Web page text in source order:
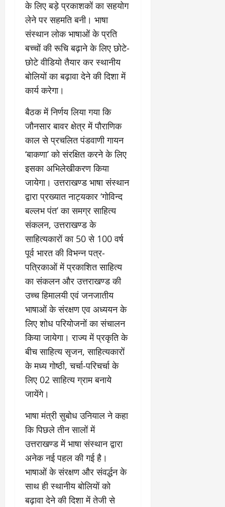
के लिए बड़े प्रकाशकों का सहयोग
लेने पर सहमति बनी। भाषा
संस्थान लोक भाषाओं के प्रति
बच्चों की रूचि बढ़ाने के लिए छोटे-
छोटे वीडियो तैयार कर स्थानीय
बोलियों का बढ़ावा देने की दिशा में
कार्य करेगा।
बैठक में निर्णय लिया गया कि
जौनसार बावर क्षेत्र में पौराणिक
काल से प्रचलित पंडवाणी गायन
‘बाकणा’ को संरक्षित करने के लिए
इसका अभिलेखीकरण किया
जायेगा। उत्तराखण्ड भाषा संस्थान
द्वारा प्रख्यात नाट्यकार ‘गोविन्द
बल्लभ पंत’ का समग्र साहित्य
संकलन, उत्तराखण्ड के
साहित्यकारों का 50 से 100 वर्ष
पूर्व भारत की विभन्न पत्र-
पत्रिकाओं में प्रकाशित साहित्य
का संकलन और उत्तराखण्ड की
उच्च हिमालयी एवं जनजातीय
भाषाओं के संरक्षण एव अध्ययन के
लिए शोध परियोजनों का संचालन
किया जायेगा। राज्य में प्रकृति के
बीच साहित्य सृजन, साहित्यकारों
के मध्य गोष्ठी, चर्चा-परिचर्चा के
लिए 02 साहित्य ग्राम बनाये
जायेंगे।
भाषा मंत्री सुबोध उनियाल ने कहा
कि पिछले तीन सालों में
उत्तराखण्ड में भाषा संस्थान द्वारा
अनेक नई पहल की गई है।
भाषाओं के संरक्षण और संवर्द्धन के
साथ ही स्थानीय बोलियों को
बढ़ावा देने की दिशा में तेजी से